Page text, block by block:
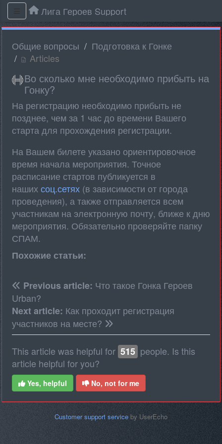
Лига Героев Support
Общие вопросы
Подготовка к Гонке
Articles
​Во сколько мне необходимо прибыть на
Гонку?
На регистрацию необходимо прибыть не
позднее, чем за 1 час до времени Вашего
старта для прохождения регистрации.
На Вашем билете указано ориентировочное
время начала мероприятия. Точное
расписание стартов публикуется в
наших соц.сетях (в зависимости от города
проведения), а также отправляется всем
участникам на электронную почту, ближе к дню
мероприятия. Обязательно проверяйте папку
СПАМ.
Похожие статьи:
Previous article: Что такое Гонка Героев
Urban?
Next article: Как проходит регистрация
участников на месте?
This article was helpful for 515 people. Is this
article helpful for you?
Yes, helpful No, not for me
Customer support service by UserEcho